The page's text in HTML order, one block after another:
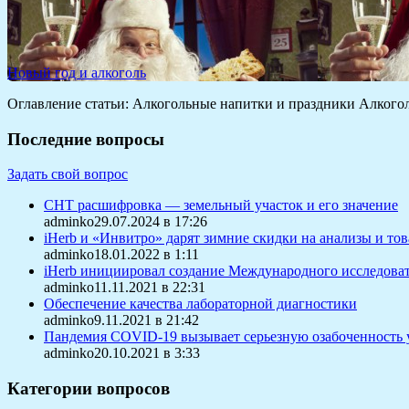
Новый год и алкоголь
Оглавление статьи: Алкогольные напитки и праздники
Последние вопросы
Задать свой вопрос
СНТ расшифровка — земельный участок и его значение
adminko29.07.2024 в 17:26
iHerb и «Инвитро» дарят зимние скидки на анализы и
adminko18.01.2022 в 1:11
iHerb инициировал создание Международного
adminko11.11.2021 в 22:31
Обеспечение качества лабораторной диагностики
adminko9.11.2021 в 21:42
Пандемия COVID-19 вызывает серьезную озабоченность
adminko20.10.2021 в 3:33
Категории вопросов